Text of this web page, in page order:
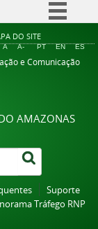
BR
DO SITE
A A- PT EN ES
e Comunicação
AMAZONAS
Suporte
Tráfego RNP